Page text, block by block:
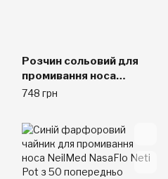
Розчин сольовий для
промивання носа
NeilMed SinuFlo Ready
унцій)
748 грн